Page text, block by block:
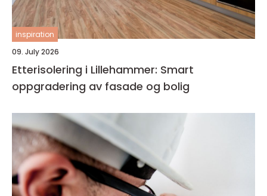
inspiration
09. July 2026
Etterisolering i Lillehammer: Smart
oppgradering av fasade og bolig